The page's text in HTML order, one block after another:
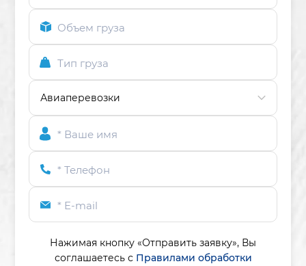
Объем груза
Тип груза
* Ваше имя
* Телефон
* E-mail
Нажимая кнопку «Отправить заявку», Вы
соглашаетесь с Правилами обработки